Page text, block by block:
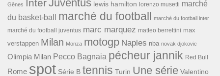
Gênes InterJuventus lewis hamilton lorenzo musetti marché
du basket-ball
marché du football marché du football inter
marché du football juventus marc marquez matteo berrettini max
verstappen Milan Monza motogp Naples nba novak djokovic
Olimpia Milan Pecco Bagnaia pécheur jannik Red Bull
Rome spot Série B tennis Turin Une série Valentino